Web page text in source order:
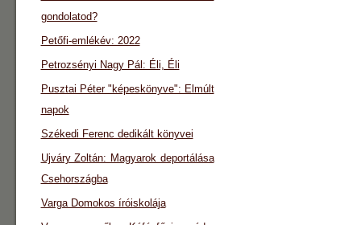
gondolatod?
Petőfi-emlékév: 2022
Petrozsényi Nagy Pál: Éli, Éli
Pusztai Péter "képeskönyve": Elmúlt
napok
Székedi Ferenc dedikált könyvei
Ujváry Zoltán: Magyarok deportálása
Csehországba
Varga Domokos íróiskolája